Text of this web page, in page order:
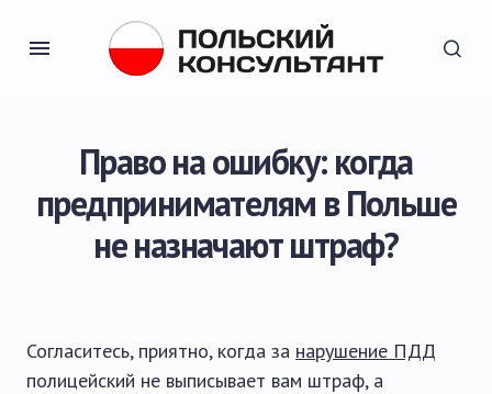
Право на ошибку: когда
предпринимателям в Польше
не назначают штраф?
Согласитесь, приятно, когда за нарушение ПДД
полицейский не выписывает вам штраф, а